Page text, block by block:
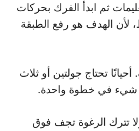
ثم ابدأ الفرك بحركات
لأن الهدف هو رفع الطبقة
تحتاج جولتين أو ثلاث
شيء في خطوة واحدة.
تترك الرغوة تجف فوق